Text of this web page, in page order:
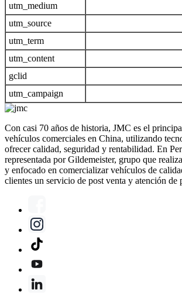
utm_medium
utm_source
utm_term
utm_content
gclid
utm_campaign
Con casi 70 años de historia, JMC es el
vehículos comerciales en China, utilizando
ofrecer calidad, seguridad y rentabilidad. En
representada por Gildemeister, grupo que
y enfocado en comercializar vehículos de
clientes un servicio de post venta y atención de